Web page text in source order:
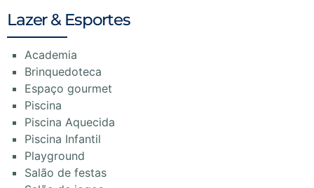
Lazer & Esportes
Academia
Brinquedoteca
Espaço gourmet
Piscina
Piscina Aquecida
Piscina Infantil
Playground
Salão de festas